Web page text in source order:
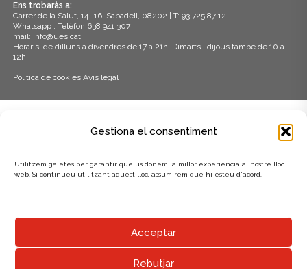
Gestiona el consentiment
Utilitzem galetes per garantir que us donem la millor experiència al nostre lloc
web. Si continueu utilitzant aquest lloc, assumirem que hi esteu d'acord.
Acceptar
Rebutjar
Ens trobaràs a:
Carrer de la Salut, 14 -16, Sabadell, 08202 | T: 93 725 87 12.
Whatsapp : Telèfon 638 941 307
mail: info@ues.cat
Horaris: de dilluns a divendres de 17 a 21h. Dimarts i dijous també de 10 a
12h.
Política de cookies Avís legal
AMB EL SUPORT DE: